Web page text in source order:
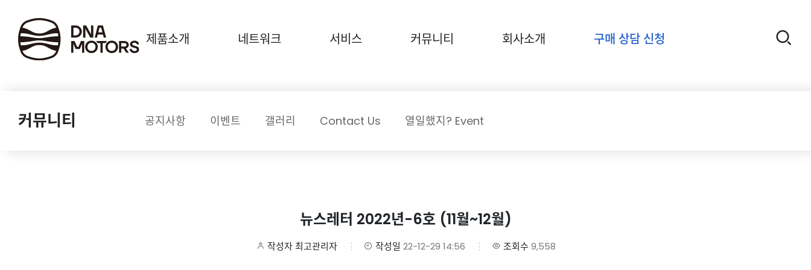
제품소개 네트워크 서비스 커뮤니티 회사소개 구매 상담 신청
커뮤니티 공지사항 이벤트 갤러리 Contact Us 열일했지? Event
뉴스레터 2022년-6호 (11월~12월)
작성자 최고관리자 작성일 22-12-29 14:56 조회수 9,558